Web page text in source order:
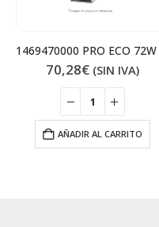
70,28€ (SIN IVA)
AÑADIR AL CARRITO